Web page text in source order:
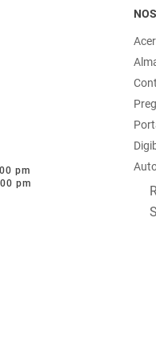
pm
pm